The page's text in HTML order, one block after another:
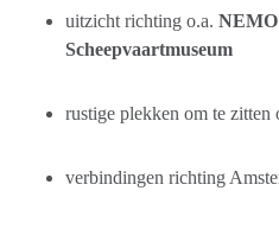
uitzicht richting o.a. NEMO
Scheepvaartmuseum
rustige plekken om te zitten
verbindingen richting